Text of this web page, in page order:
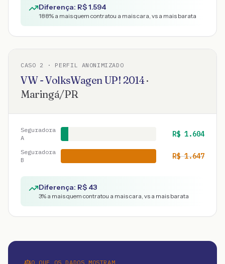
Diferença: R$1.594
188% a mais quem contratou a mais cara, vs a mais barata
CASO 2 · PERFIL ANONIMIZADO
VW - VolksWagenUP! 2014·
Maringá/PR
Seguradora
A
R$ 1.604
Seguradora
B
R$1.647
Diferença: R$ 43
3% a mais quem contratou a mais cara, vs a mais barata
O QUE OS DADOS MOSTRAM